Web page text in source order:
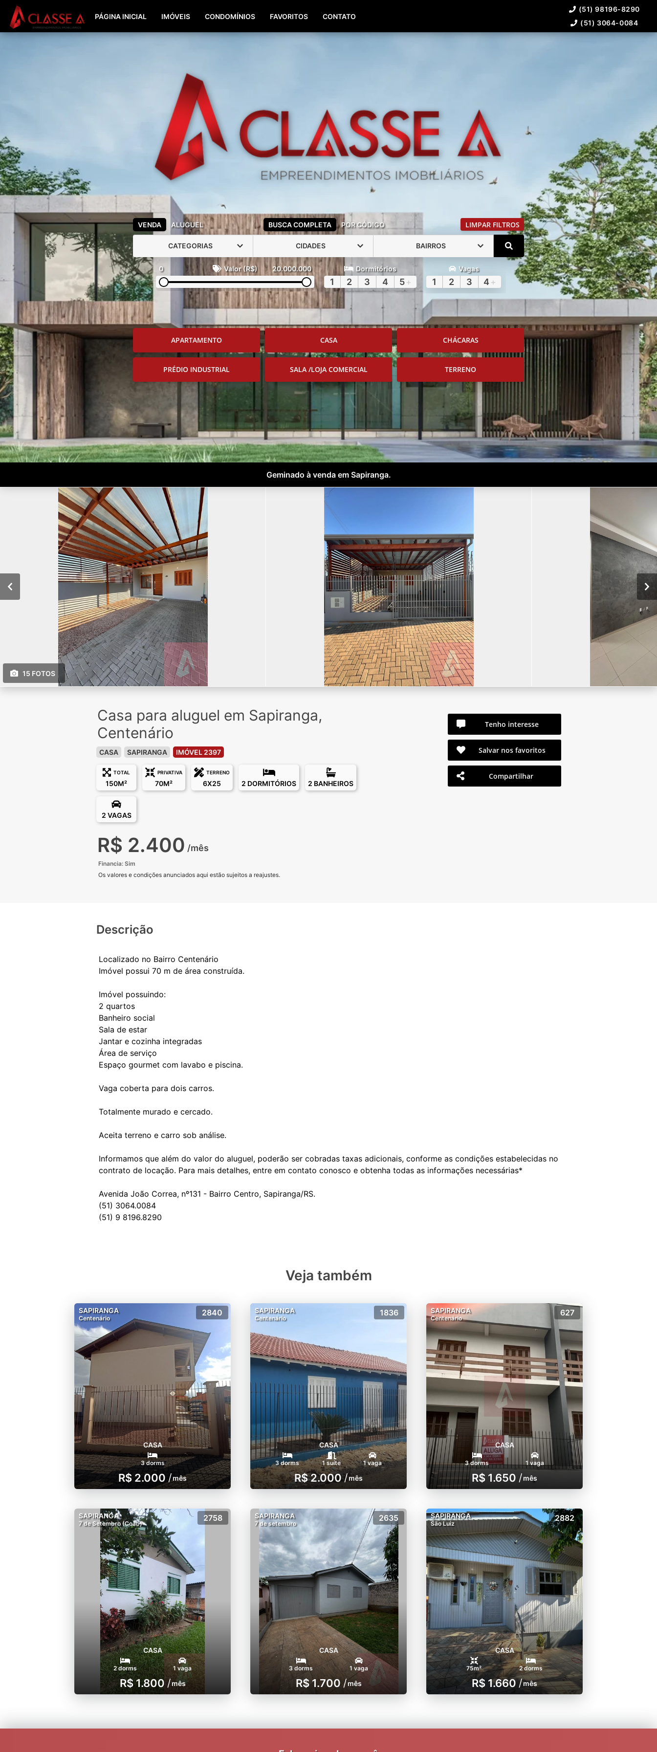
(51) 98196-8290 (51) 3064-0084
PÁGINA INICIAL IMÓVEIS CONDOMÍNIOS FAVORITOS CONTATO
(51) 98196-8290
(51) 3064-0084
VENDA ALUGUEL BUSCA COMPLETA POR CÓDIGO LIMPAR FILTROS
CATEGORIAS CIDADES BAIRROS
0 Valor (R$) 20.000.000 Dormitórios
1 2 3 4 5+
Vagas
1 2 3 4 +
APARTAMENTO CASA CHÁCARAS
PRÉDIO INDUSTRIAL SALA /LOJA COMERCIAL TERRENO
Geminado à venda em Sapiranga.
15 FOTOS
Casa para aluguel em Sapiranga,
Centenário
CASA SAPIRANGA IMÓVEL 2397
TOTAL
150M²
PRIVATIVA
70M²
TERRENO
6X25 2 DORMITÓRIOS 2 BANHEIROS
2 VAGAS
R$ 2.400 /mês
Financia: Sim
Os valores e condições anunciados aqui estão sujeitos a reajustes.
Tenho interesse
Salvar nos favoritos
Compartilhar
Descrição
Localizado no Bairro Centenário
Imóvel possui 70 m de área construída.
Imóvel possuindo:
2 quartos
Banheiro social
Sala de estar
Jantar e cozinha integradas
Área de serviço
Espaço gourmet com lavabo e piscina.
Vaga coberta para dois carros.
Totalmente murado e cercado.
Aceita terreno e carro sob análise.
Informamos que além do valor do aluguel, poderão ser cobradas taxas adicionais, conforme as condições estabelecidas no
contrato de locação. Para mais detalhes, entre em contato conosco e obtenha todas as informações necessárias*
Avenida João Correa, nº131 - Bairro Centro, Sapiranga/RS.
(51) 3064.0084
Veja também
SAPIRANGA
Centenário
2840
CASA
3 dorms
R$ 2.000 /mês
SAPIRANGA
Centenário
1836
CASA
3 dorms 1 suíte 1 vaga
R$ 2.000 /mês
SAPIRANGA
Centenário
627
CASA
3 dorms 1 vaga
R$ 1.650 /mês
SAPIRANGA
7 de Setembro (Coab)
2758
CASA
2 dorms 1 vaga
R$ 1.800 / mês
SAPIRANGA
7 de setembro
2635
CASA
3 dorms 1 vaga
R$ 1.700 /mês
SAPIRANGA
São Luiz
2882
CASA
75m² 2 dorms
R$ 1.660 /mês